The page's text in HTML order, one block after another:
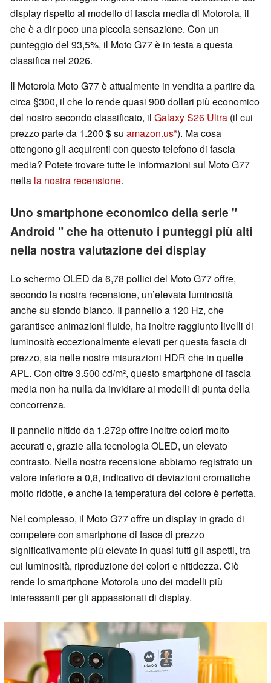
display rispetto al modello di fascia media di Motorola, il
che è a dir poco una piccola sensazione. Con un
punteggio del 93,5%, il Moto G77 è in testa a questa
classifica nel 2026.
Il Motorola Moto G77 è attualmente in vendita a partire da
circa §300, il che lo rende quasi 900 dollari più economico
del nostro secondo classificato, il Galaxy S26 Ultra (il cui
prezzo parte da 1.200 $ su amazon.us ). Ma cosa
ottengono gli acquirenti con questo telefono di fascia
media? Potete trovare tutte le informazioni sul Moto G77
nella la nostra recensione.
Uno smartphone economico della serie "
Android " che ha ottenuto i punteggi più alti
nella nostra valutazione dei display
Lo schermo OLED da 6,78 pollici del Moto G77 offre,
secondo la nostra recensione, un’elevata luminosità
anche su sfondo bianco. Il pannello a 120 Hz, che
garantisce animazioni fluide, ha inoltre raggiunto livelli di
luminosità eccezionalmente elevati per questa fascia di
prezzo, sia nelle nostre misurazioni HDR che in quelle
APL. Con oltre 3.500 cd/m², questo smartphone di fascia
media non ha nulla da invidiare ai modelli di punta della
concorrenza.
Il pannello nitido da 1.272p offre inoltre colori molto
accurati e, grazie alla tecnologia OLED, un elevato
contrasto. Nella nostra recensione abbiamo registrato un
valore inferiore a 0,8, indicativo di deviazioni cromatiche
molto ridotte, e anche la temperatura del colore è perfetta.
Nel complesso, il Moto G77 offre un display in grado di
competere con smartphone di fasce di prezzo
significativamente più elevate in quasi tutti gli aspetti, tra
cui luminosità, riproduzione dei colori e nitidezza. Ciò
rende lo smartphone Motorola uno dei modelli più
interessanti per gli appassionati di display.